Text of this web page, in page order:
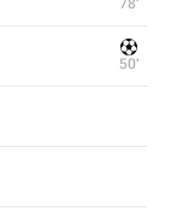
78‎’‎
50‎’‎